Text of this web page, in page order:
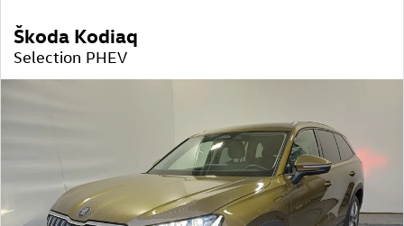
Škoda Kodiaq
Selection PHEV